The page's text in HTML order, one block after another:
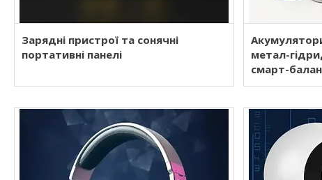
Зарядні пристрої та сонячні
портативні панелі
Акумулятори
метал-
смарт-